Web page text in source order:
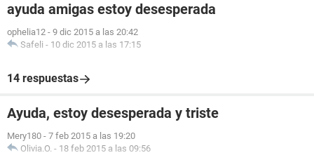
ayuda amigas estoy desesperada
ophelia12 - 9 dic 2015 a las 20:42
Safeli - 10 dic 2015 a las 17:15
14 respuestas
Ayuda, estoy desesperada y triste
Mery180 - 7 feb 2015 a las 19:20
Olivia.O. - 18 feb 2015 a las 09:56